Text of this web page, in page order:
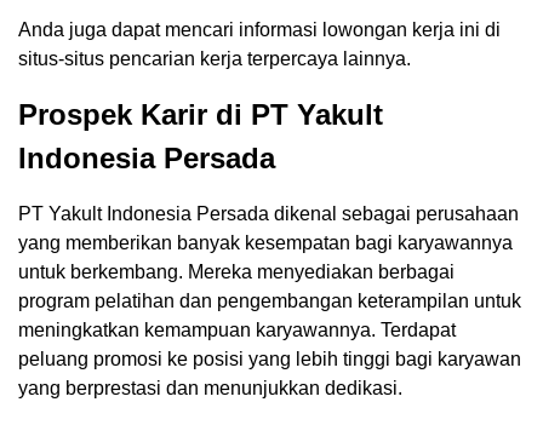
Anda juga dapat mencari informasi lowongan kerja ini di
situs-situs pencarian kerja terpercaya lainnya.
Prospek Karir di PT Yakult
Indonesia Persada
PT Yakult Indonesia Persada dikenal sebagai perusahaan
yang memberikan banyak kesempatan bagi karyawannya
untuk berkembang. Mereka menyediakan berbagai
program pelatihan dan pengembangan keterampilan untuk
meningkatkan kemampuan karyawannya. Terdapat
peluang promosi ke posisi yang lebih tinggi bagi karyawan
yang berprestasi dan menunjukkan dedikasi.